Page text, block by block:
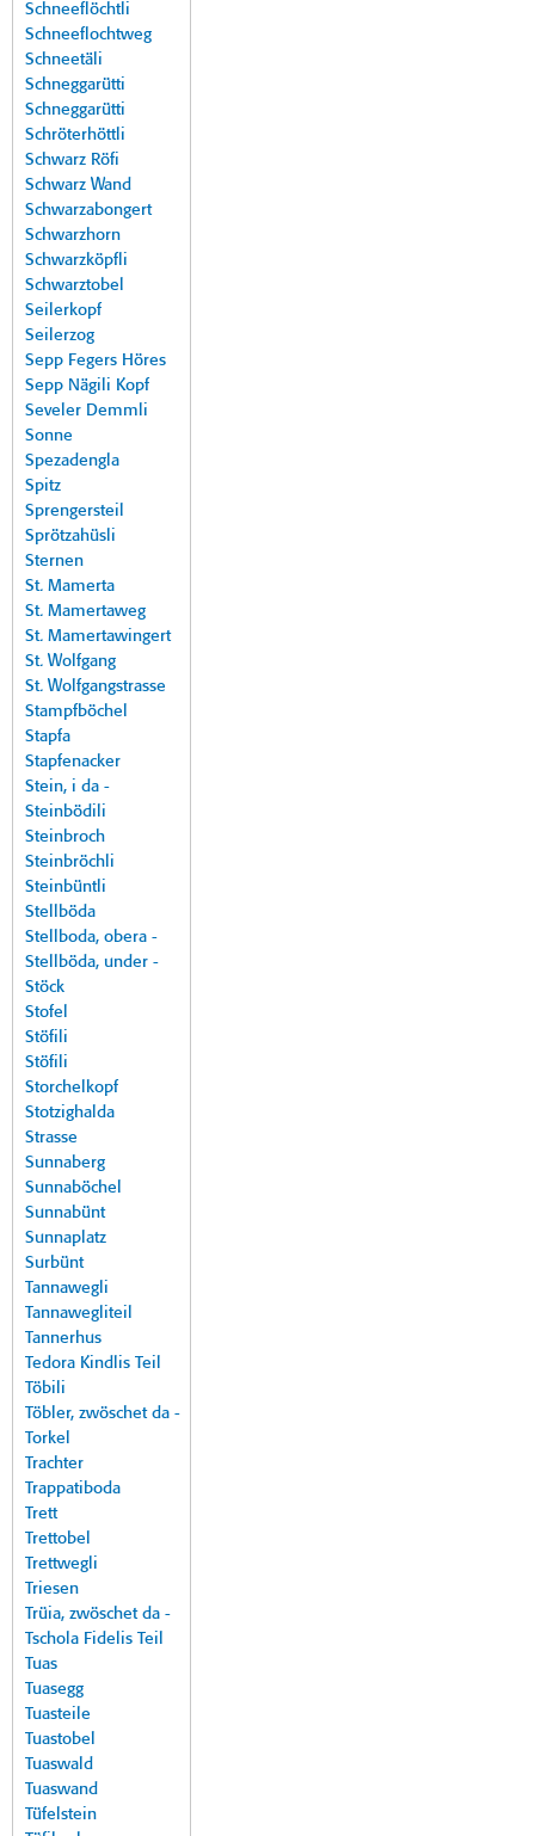
Schneeflöchtli
Schneeflochtweg
Schneetäli
Schneggarütti
Schneggarütti
Schröterhöttli
Schwarz Röfi
Schwarz Wand
Schwarzabongert
Schwarzhorn
Schwarzköpfli
Schwarztobel
Seilerkopf
Seilerzog
Sepp Fegers Höres
Sepp Nägili Kopf
Seveler Demmli
Sonne
Spezadengla
Spitz
Sprengersteil
Sprötzahüsli
Sternen
St. Mamerta
St. Mamertaweg
St. Mamertawingert
St. Wolfgang
St. Wolfgangstrasse
Stampfböchel
Stapfa
Stapfenacker
Stein, i da -
Steinbödili
Steinbroch
Steinbröchli
Steinbüntli
Stellböda
Stellboda, obera -
Stellböda, under -
Stöck
Stofel
Stöfili
Stöfili
Storchelkopf
Stotzighalda
Strasse
Sunnaberg
Sunnaböchel
Sunnabünt
Sunnaplatz
Surbünt
Tannawegli
Tannawegliteil
Tannerhus
Tedora Kindlis Teil
Töbili
Töbler, zwöschet da -
Torkel
Trachter
Trappatiboda
Trett
Trettobel
Trettwegli
Triesen
Trüia, zwöschet da -
Tschola Fidelis Teil
Tuas
Tuasegg
Tuasteile
Tuastobel
Tuaswald
Tuaswand
Tüfelstein